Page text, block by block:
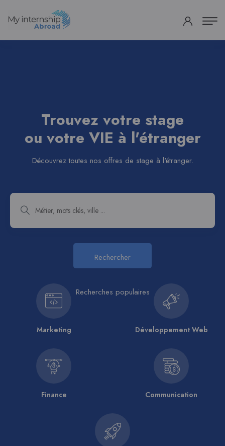
Trouvez votre stage
ou votre VIE à l'étranger
Découvrez toutes nos offres de stage à l'étranger.
Rechercher
Recherches populaires
Marketing Développement Web
Finance Communication